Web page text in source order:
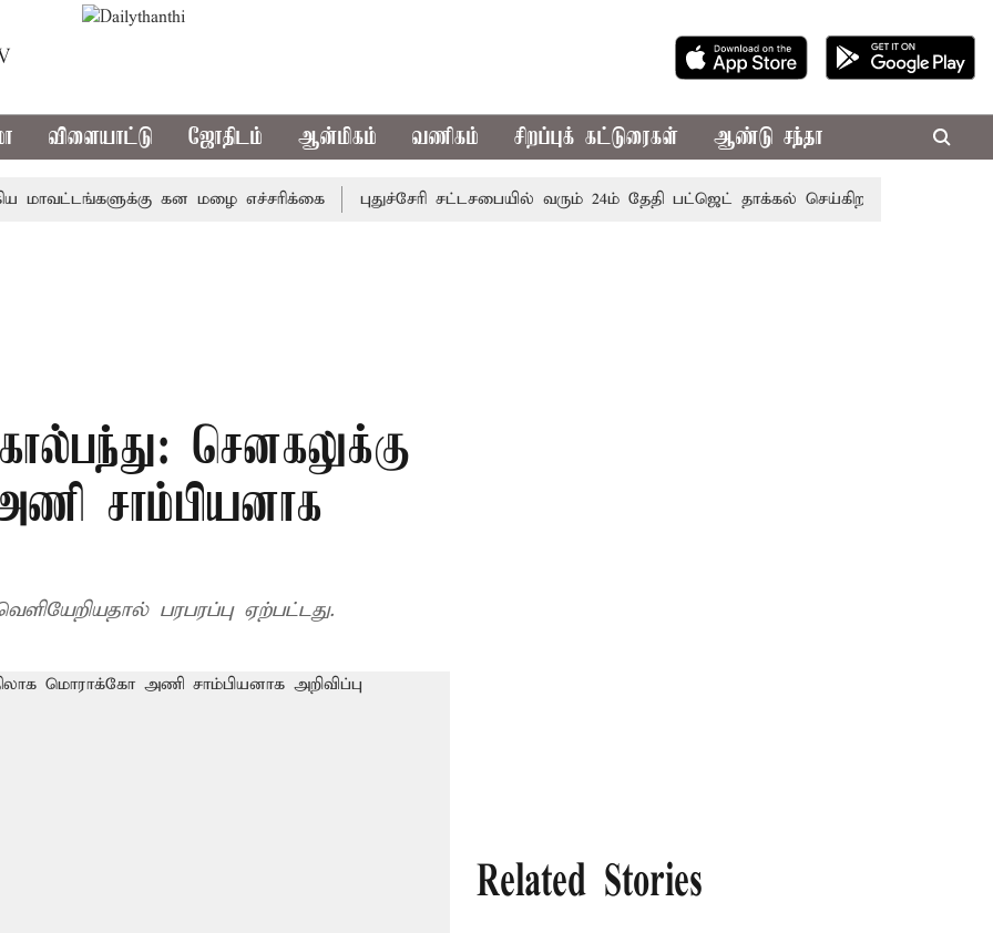
விளையாட்டு ஜோதிடம் ஆன்மிகம் வணிகம் சிறப்புக் கட்டுரைகள் ஆண்டு சந்தா
கன மழை எச்சரிக்கை புதுச்சேரி சட்டசபையில் வரும் 24ம் தேதி பட்ஜெட் தாக்கல் செய்கிறார் முதல்-அமைச்சர்
செனகலுக்கு
சாம்பியனாக
பரபரப்பு ஏற்பட்டது.
Related Stories